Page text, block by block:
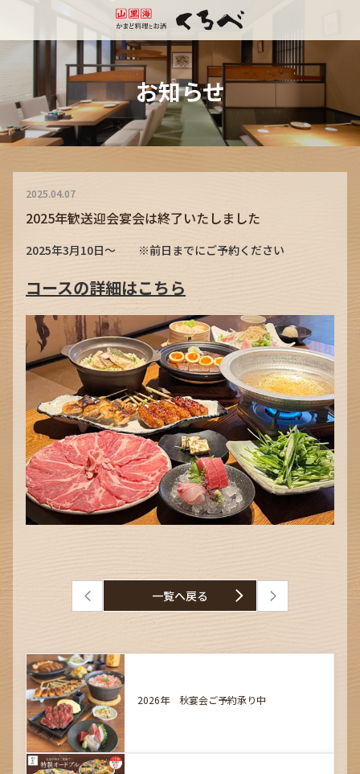
お知らせ
2025.04.07
2025年歓送迎会宴会は終了いたしました
2025年3月10日～ ※前日までにご予約ください
コースの詳細はこちら
一覧へ戻る
2026年 秋宴会ご予約承り中